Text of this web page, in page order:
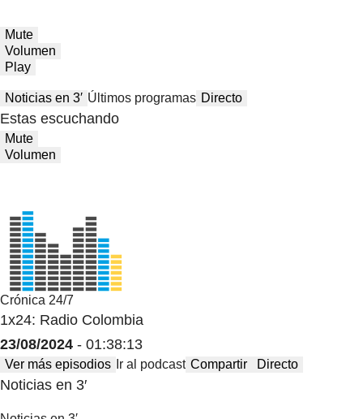
Mute
Volumen
Play
Noticias en 3′ Últimos programas Directo
Estas escuchando
Mute
Volumen
Crónica 24/7
1x24: Radio Colombia
23/08/2024 - 01:38:13
Ver más episodios Ir al podcast Compartir Directo
Noticias en 3′